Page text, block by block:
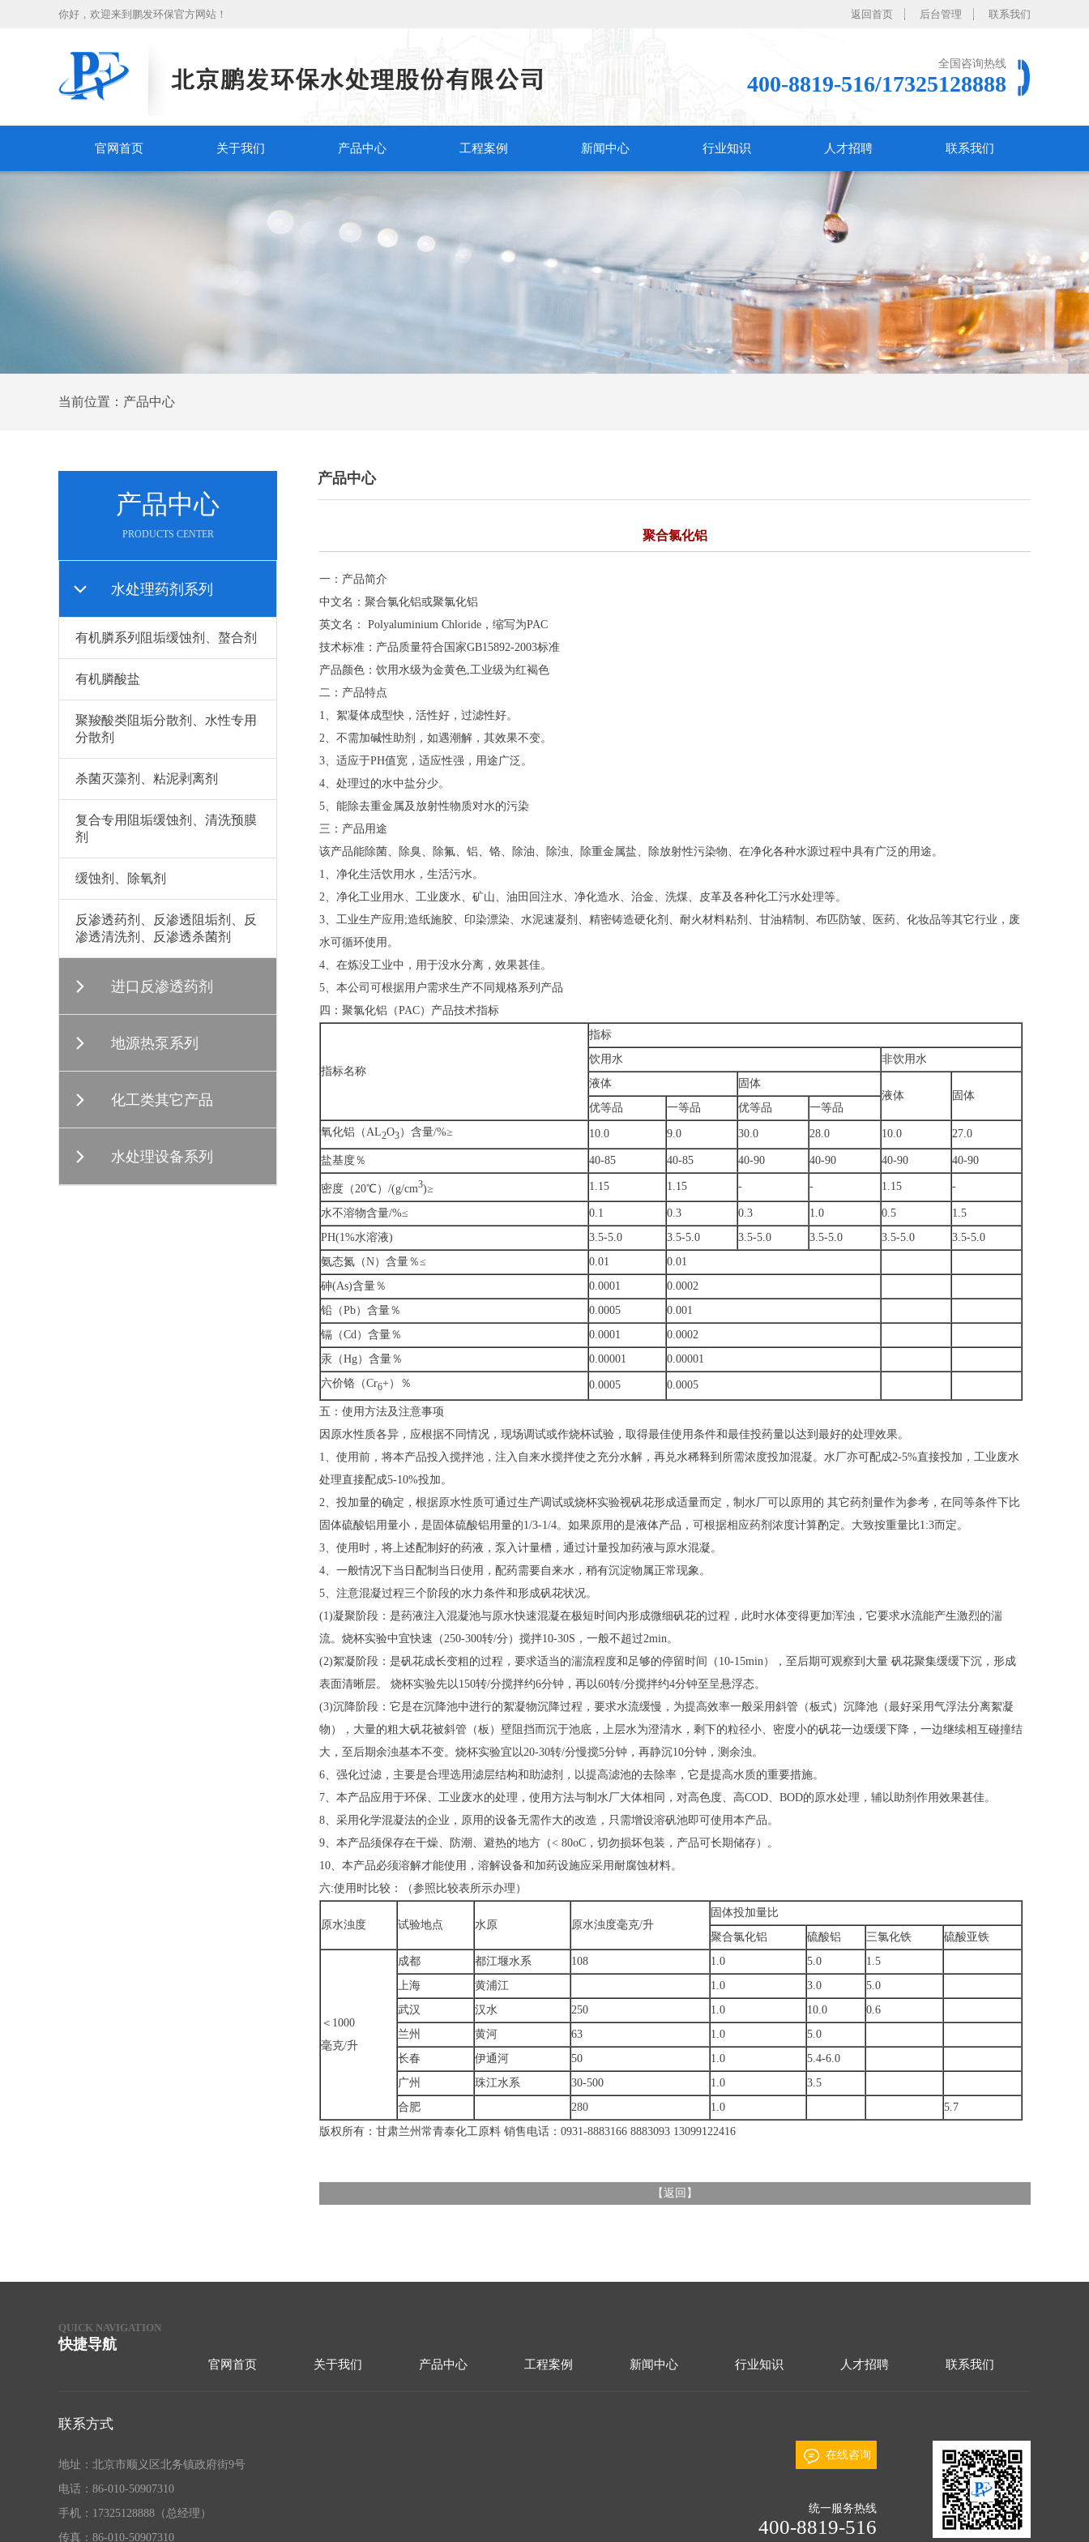
你好，欢迎来到鹏发环保官方网站！ 返回首页 后台管理 联系我们
全国咨询热线
400-8819-516/17325128888
官网首页 关于我们 产品中心 工程案例 新闻中心 行业知识 人才招聘 联系我们
当前位置：产品中心
产品中心
PRODUCTS CENTER
水处理药剂系列
有机膦系列阻垢缓蚀剂、螯合剂
有机膦酸盐
聚羧酸类阻垢分散剂、水性专用
分散剂
杀菌灭藻剂、粘泥剥离剂
复合专用阻垢缓蚀剂、清洗预膜
剂
缓蚀剂、除氧剂
反渗透药剂、反渗透阻垢剂、反
渗透清洗剂、反渗透杀菌剂
进口反渗透药剂
地源热泵系列
化工类其它产品
水处理设备系列
产品中心
聚合氯化铝
一：产品简介
中文名：聚合氯化铝或聚氯化铝
英文名： Polyaluminium Chloride，缩写为PAC
技术标准：产品质量符合国家GB15892-2003标准
产品颜色：饮用水级为金黄色,工业级为红褐色
二：产品特点
1、絮凝体成型快，活性好，过滤性好。
2、不需加碱性助剂，如遇潮解，其效果不变。
3、适应于PH值宽，适应性强，用途广泛。
4、处理过的水中盐分少。
5、能除去重金属及放射性物质对水的污染
三：产品用途
该产品能除菌、除臭、除氟、铝、铬、除油、除浊、除重金属盐、除放射性污染物、在净化各种水源过程中具有广泛的用途。
1、净化生活饮用水，生活污水。
2、净化工业用水、工业废水、矿山、油田回注水、净化造水、治金、洗煤、皮革及各种化工污水处理等。
3、工业生产应用;造纸施胶、印染漂染、水泥速凝剂、精密铸造硬化剂、耐火材料粘剂、甘油精制、布匹防皱、医药、化妆品等其它行业，废
水可循环使用。
4、在炼没工业中，用于没水分离，效果甚佳。
5、本公司可根据用户需求生产不同规格系列产品
四：聚氯化铝（PAC）产品技术指标
指标名称
指标
饮用水
非饮用水
液体
固体
液体
固体
优等品
一等品 优等品
一等品
氧化铝（AL2O3）含量/%≥ 10.0 9.0 30.0 28.0 10.0 27.0
盐基度％ 40-85 40-85 40-90 40-90 40-90 40-90
密度（20℃）/(g/cm3)≥ 1.15 1.15 - - 1.15 -
水不溶物含量/%≤ 0.1 0.3 0.3 1.0 0.5
1.5
PH(1%水溶液)
3.5-5.0 3.5-5.0 3.5-5.0 3.5-5.0 3.5-5.0
3.5-5.0
氨态氮（N）含量％≤
0.01
0.01
砷(As)含量％
0.0001
0.0002
铅（Pb）含量％
0.0005
0.001
镉（Cd）含量％
0.0001
0.0002
汞（Hg）含量％
0.00001
0.00001
六价铬（Cr6+）％ 0.0005 0.0005
五：使用方法及注意事项
因原水性质各异，应根据不同情况，现场调试或作烧杯试验，取得最佳使用条件和最佳投药量以达到最好的处理效果。
1、使用前，将本产品投入搅拌池，注入自来水搅拌使之充分水解，再兑水稀释到所需浓度投加混凝。水厂亦可配成2-5%直接投加，工业废水
处理直接配成5-10%投加。
2、投加量的确定，根据原水性质可通过生产调试或烧杯实验视矾花形成适量而定，制水厂可以原用的 其它药剂量作为参考，在同等条件下比
固体硫酸铝用量小，是固体硫酸铝用量的1/3-1/4。如果原用的是液体产品，可根据相应药剂浓度计算酌定。大致按重量比1:3而定。
3、使用时，将上述配制好的药液，泵入计量槽，通过计量投加药液与原水混凝。
4、一般情况下当日配制当日使用，配药需要自来水，稍有沉淀物属正常现象。
5、注意混凝过程三个阶段的水力条件和形成矾花状况。
(1)凝聚阶段：是药液注入混凝池与原水快速混凝在极短时间内形成微细矾花的过程，此时水体变得更加浑浊，它要求水流能产生激烈的湍
流。烧杯实验中宜快速（250-300转/分）搅拌10-30S，一般不超过2min。
(2)絮凝阶段：是矾花成长变粗的过程，要求适当的湍流程度和足够的停留时间（10-15min），至后期可观察到大量 矾花聚集缓缓下沉，形成
表面清晰层。 烧杯实验先以150转/分搅拌约6分钟，再以60转/分搅拌约4分钟至呈悬浮态。
(3)沉降阶段：它是在沉降池中进行的絮凝物沉降过程，要求水流缓慢，为提高效率一般采用斜管（板式）沉降池（最好采用气浮法分离絮凝
物），大量的粗大矾花被斜管（板）壁阻挡而沉于池底，上层水为澄清水，剩下的粒径小、密度小的矾花一边缓缓下降，一边继续相互碰撞结
大，至后期余浊基本不变。烧杯实验宜以20-30转/分慢搅5分钟，再静沉10分钟，测余浊。
6、强化过滤，主要是合理选用滤层结构和助滤剂，以提高滤池的去除率，它是提高水质的重要措施。
7、本产品应用于环保、工业废水的处理，使用方法与制水厂大体相同，对高色度、高COD、BOD的原水处理，辅以助剂作用效果甚佳。
8、采用化学混凝法的企业，原用的设备无需作大的改造，只需增设溶矾池即可使用本产品。
9、本产品须保存在干燥、防潮、避热的地方（< 80oC，切勿损坏包装，产品可长期储存）。
10、本产品必须溶解才能使用，溶解设备和加药设施应采用耐腐蚀材料。
六:使用时比较：（参照比较表所示办理）
原水浊度 试验地点 水原 原水浊度毫克/升
固体投加量比
聚合氯化铝
硫酸铝 三氯化铁 硫酸亚铁
＜1000
毫克/升
成都 都江堰水系 108 1.0 5.0
1.5
上海
黄浦江 1.0 3.0
5.0
武汉
汉水 250 1.0 10.0
0.6
兰州
黄河 63 1.0
5.0
长春
伊通河 50 1.0
5.4-6.0
广州
珠江水系 30-500 1.0
3.5
合肥
280 1.0
5.7
版权所有：甘肃兰州常青泰化工原料 销售电话：0931-8883166 8883093 13099122416
【 返回 】
QUICK NAVIGATION
快捷导航
官网首页 关于我们 产品中心 工程案例 新闻中心 行业知识 人才招聘 联系我们
联系方式
地址：北京市顺义区北务镇政府街9号
电话：86-010-50907310
手机：17325128888（总经理）
传真：86-010-50907310
在线咨询
统一服务热线
400-8819-516